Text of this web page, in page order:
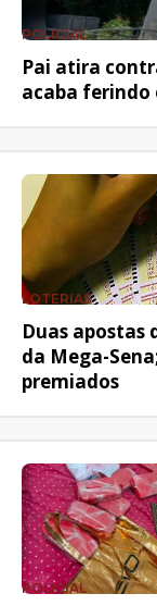
POLICIAL
Pai atira
acaba ferindo
LOTERIAS
Duas apostas
da Mega-
premiados
POLICIAL